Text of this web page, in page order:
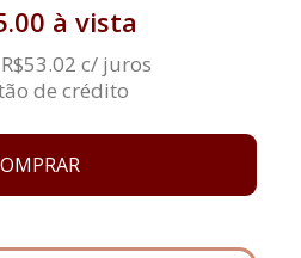
à vista
R$53.02 c/ juros
de crédito